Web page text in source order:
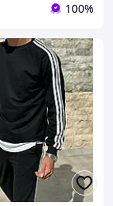
100%